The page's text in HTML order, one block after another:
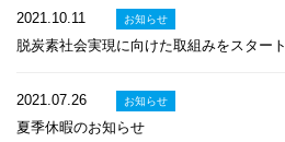
2021.10.11 お知らせ
脱炭素社会実現に向けた取組みをスタート
2021.07.26 お知らせ
夏季休暇のお知らせ